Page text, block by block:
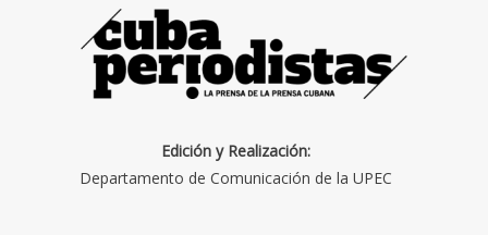
Edición y Realización:
Departamento de Comunicación de la UPEC